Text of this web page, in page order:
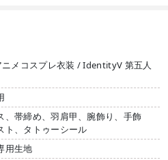
ニメコスプレ衣装 / IdentityV 第五人
、帯締め、羽肩甲、腕飾り、手飾
ト、タトゥーシール
用生地